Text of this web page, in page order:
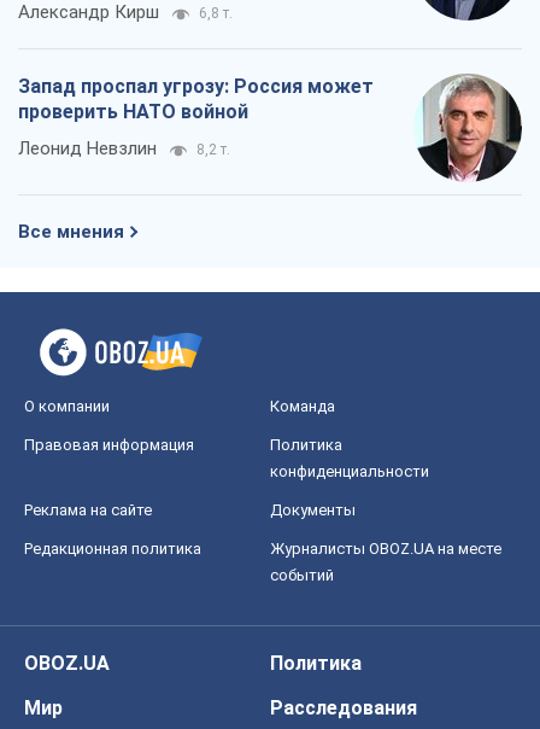
Александр Кирш 6,8 т.
Запад проспал угрозу: Россия может
проверить НАТО войной
Леонид Невзлин 8,2 т.
Все мнения
О компании Команда
Правовая информация
Политика
конфиденциальности
Реклама на сайте Документы
Редакционная политика
Журналисты OBOZ.UA на месте
событий
OBOZ.UA
Политика
Мир
Расследования